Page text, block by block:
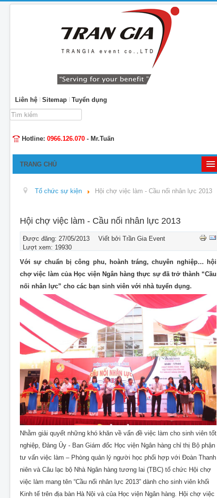
Liên hệ Sitemap
Tuyển dụng
Tìm
kiếm...
Hotline: 0966.126.070 - Mr.Tuấn
TRANG CHỦ
CHO THUÊ THIẾT BỊ SỰ KIỆN
THIẾT KẾ
Tổ chức sự kiện Hội chợ việc làm - Cầu nối nhân lực 2013
Hội chợ việc làm - Cầu nối nhân lực 2013
Được đăng: 27/05/2013
Viết bởi Trần Gia Event
Lượt xem: 19930
Với sự chuẩn bị công phu, hoành tráng, chuyên nghiệp… hội
chợ việc làm của Học viện Ngân hàng thực sự đã trở thành “Cầu
nối nhân lực” cho các bạn sinh viên với nhà tuyển dụng.
Nhằm giải quyết những khó khăn về vấn đề việc làm cho sinh viên tốt
nghiệp, Đảng Ủy - Ban Giám đốc Học viện Ngân hàng chỉ thị Bộ phận
tư vấn việc làm – Phòng quản lý người học phối hợp với Đoàn Thanh
niên và Câu lạc bộ Nhà Ngân hàng tương lai (TBC) tổ chức Hội chợ
việc làm mang tên “Cầu nối nhân lực 2013” dành cho sinh viên khối
Kinh tế trên địa bàn Hà Nội và của Học viện Ngân hàng. Hội chợ việc